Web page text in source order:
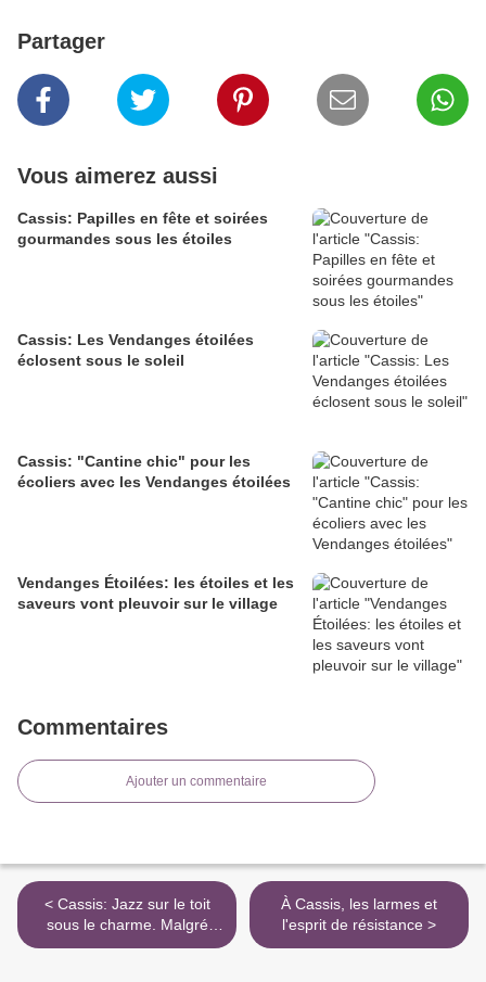
Partager
Vous aimerez aussi
Cassis: Papilles en fête et soirées
gourmandes sous les étoiles
Cassis: Les Vendanges étoilées
éclosent sous le soleil
Cassis: "Cantine chic" pour les
écoliers avec les Vendanges étoilées
Vendanges Étoilées: les étoiles et les
saveurs vont pleuvoir sur le village
Commentaires
Ajouter un commentaire
< Cassis: Jazz sur le toit
sous le charme. Malgré
l'Euro de foot
À Cassis, les larmes et
l'esprit de résistance >